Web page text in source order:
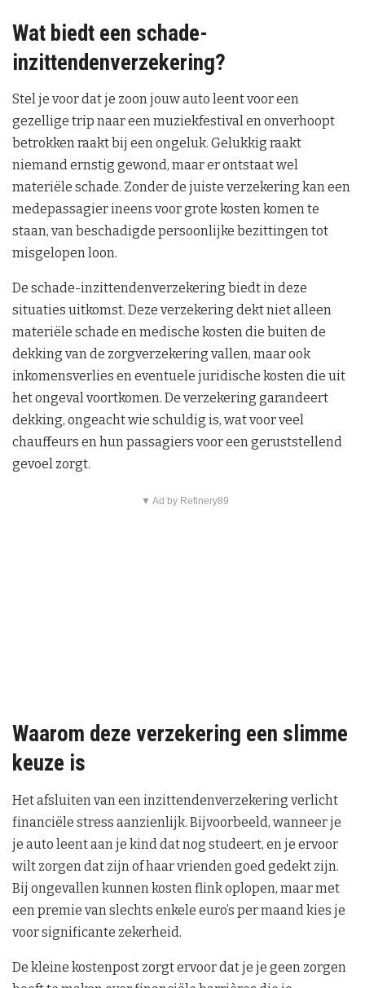
Wat biedt een schade-
inzittendenverzekering?
Stel je voor dat je zoon jouw auto leent voor een
gezellige trip naar een muziekfestival en onverhoopt
betrokken raakt bij een ongeluk. Gelukkig raakt
niemand ernstig gewond, maar er ontstaat wel
materiële schade. Zonder de juiste verzekering kan een
medepassagier ineens voor grote kosten komen te
staan, van beschadigde persoonlijke bezittingen tot
misgelopen loon.
De schade-inzittendenverzekering biedt in deze
situaties uitkomst. Deze verzekering dekt niet alleen
materiële schade en medische kosten die buiten de
dekking van de zorgverzekering vallen, maar ook
inkomensverlies en eventuele juridische kosten die uit
het ongeval voortkomen. De verzekering garandeert
dekking, ongeacht wie schuldig is, wat voor veel
chauffeurs en hun passagiers voor een geruststellend
gevoel zorgt.
▼ Ad by Refinery89
Waarom deze verzekering een slimme
keuze is
Het afsluiten van een inzittendenverzekering verlicht
financiële stress aanzienlijk. Bijvoorbeeld, wanneer je
je auto leent aan je kind dat nog studeert, en je ervoor
wilt zorgen dat zijn of haar vrienden goed gedekt zijn.
Bij ongevallen kunnen kosten flink oplopen, maar met
een premie van slechts enkele euro’s per maand kies je
voor significante zekerheid.
De kleine kostenpost zorgt ervoor dat je je geen zorgen